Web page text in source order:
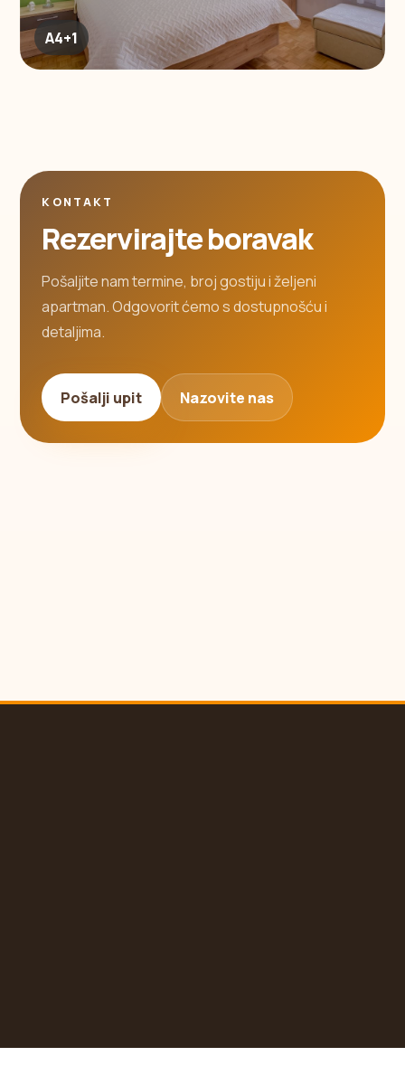
A4+1
KONTAKT
Rezervirajte boravak
Pošaljite nam termine, broj gostiju i željeni
apartman. Odgovorit ćemo s dostupnošću i
detaljima.
Pošalji upit Nazovite nas